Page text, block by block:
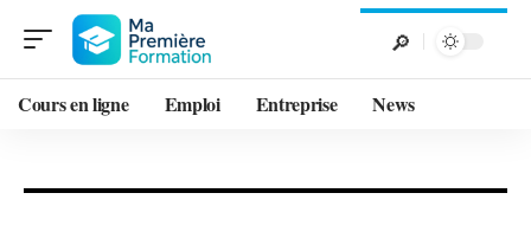
Cours en ligne Emploi Entreprise News